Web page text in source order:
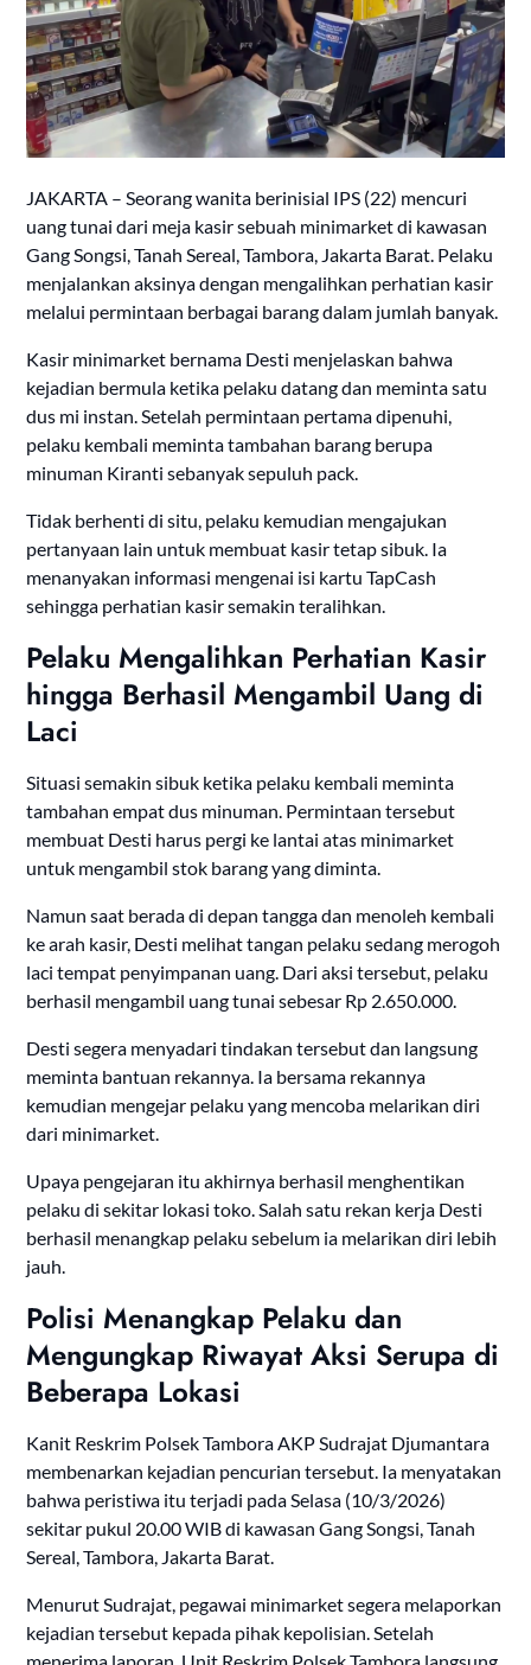
JAKARTA – Seorang wanita berinisial IPS (22) mencuri
uang tunai dari meja kasir sebuah minimarket di kawasan
Gang Songsi, Tanah Sereal, Tambora, Jakarta Barat. Pelaku
menjalankan aksinya dengan mengalihkan perhatian kasir
melalui permintaan berbagai barang dalam jumlah banyak.
Kasir minimarket bernama Desti menjelaskan bahwa
kejadian bermula ketika pelaku datang dan meminta satu
dus mi instan. Setelah permintaan pertama dipenuhi,
pelaku kembali meminta tambahan barang berupa
minuman Kiranti sebanyak sepuluh pack.
Tidak berhenti di situ, pelaku kemudian mengajukan
pertanyaan lain untuk membuat kasir tetap sibuk. Ia
menanyakan informasi mengenai isi kartu TapCash
sehingga perhatian kasir semakin teralihkan.
Pelaku Mengalihkan Perhatian Kasir
hingga Berhasil Mengambil Uang di
Laci
Situasi semakin sibuk ketika pelaku kembali meminta
tambahan empat dus minuman. Permintaan tersebut
membuat Desti harus pergi ke lantai atas minimarket
untuk mengambil stok barang yang diminta.
Namun saat berada di depan tangga dan menoleh kembali
ke arah kasir, Desti melihat tangan pelaku sedang merogoh
laci tempat penyimpanan uang. Dari aksi tersebut, pelaku
berhasil mengambil uang tunai sebesar Rp 2.650.000.
Desti segera menyadari tindakan tersebut dan langsung
meminta bantuan rekannya. Ia bersama rekannya
kemudian mengejar pelaku yang mencoba melarikan diri
dari minimarket.
Upaya pengejaran itu akhirnya berhasil menghentikan
pelaku di sekitar lokasi toko. Salah satu rekan kerja Desti
berhasil menangkap pelaku sebelum ia melarikan diri lebih
jauh.
Polisi Menangkap Pelaku dan
Mengungkap Riwayat Aksi Serupa di
Beberapa Lokasi
Kanit Reskrim Polsek Tambora AKP Sudrajat Djumantara
membenarkan kejadian pencurian tersebut. Ia menyatakan
bahwa peristiwa itu terjadi pada Selasa (10/3/2026)
sekitar pukul 20.00 WIB di kawasan Gang Songsi, Tanah
Sereal, Tambora, Jakarta Barat.
Menurut Sudrajat, pegawai minimarket segera melaporkan
kejadian tersebut kepada pihak kepolisian. Setelah
menerima laporan, Unit Reskrim Polsek Tambora langsung